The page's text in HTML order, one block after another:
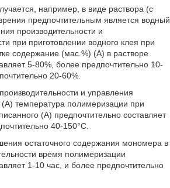
например, в виде раствора (с
предпочтительным является водный
производительности и
при приготовлении водного клея при
содержание (мас.%) (A) в растворе
5-80%, более предпочтительно 10-
20-60%.
и управления
температура полимеризации при
(A) предпочтительно составляет
40-150°C.
остаточного содержания мономера в
время полимеризации
1-10 час, и более предпочтительно